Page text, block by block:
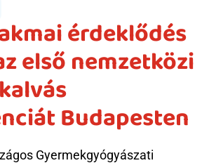
ellátás
érdeklődés
első nemzetközi
Budapesten
Gyermekgyógyászati